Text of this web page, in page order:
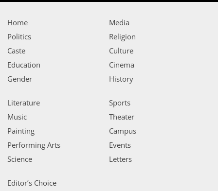
Home
Politics
Caste
Education
Gender
Media
Religion
Culture
Cinema
History
Literature
Music
Painting
Performing Arts
Science
Sports
Theater
Campus
Events
Letters
Editor’s Choice